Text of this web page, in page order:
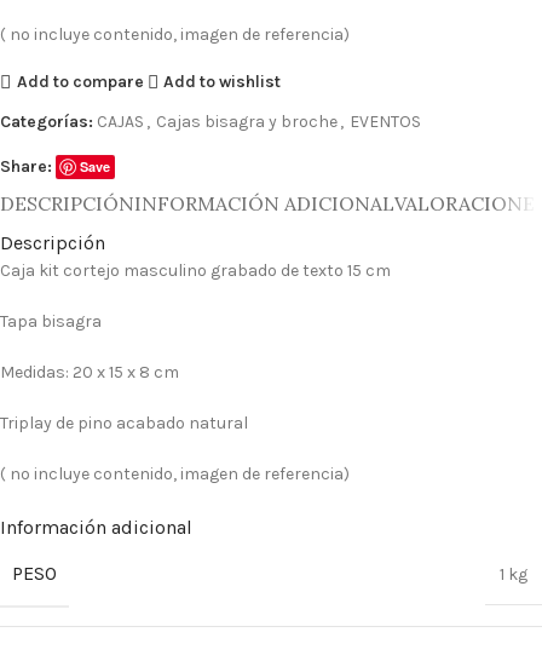
( no incluye contenido, imagen de referencia)
Add to compare
Add to wishlist
Categorías: CAJAS , Cajas bisagra y broche, EVENTOS
Share: Save
DESCRIPCIÓNINFORMACIÓN ADICIONAL
Descripción
Caja kit cortejo masculino grabado de texto 15 cm
Tapa bisagra
Medidas: 20 x 15 x 8 cm
Triplay de pino acabado natural
( no incluye contenido, imagen de referencia)
Información adicional
PESO
1 kg